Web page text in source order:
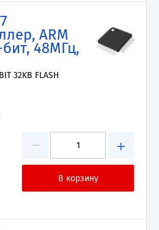
ARM
48МГц,
32KB FLASH
− +